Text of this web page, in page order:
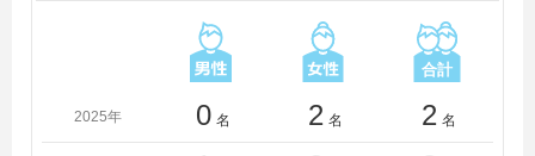
2025年 0 名 2 名 2 名